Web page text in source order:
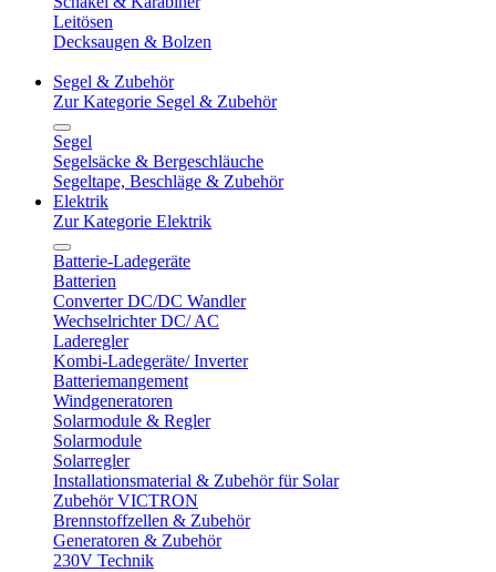
Leitösen
Decksaugen & Bolzen
Segel & Zubehör
Zur Kategorie Segel & Zubehör
Segel
Segelsäcke & Bergeschläuche
Segeltape, Beschläge & Zubehör
Elektrik
Zur Kategorie Elektrik
Batterie-Ladegeräte
Batterien
Converter DC/DC Wandler
Wechselrichter DC/ AC
Laderegler
Kombi-Ladegeräte/ Inverter
Batteriemangement
Windgeneratoren
Solarmodule & Regler
Solarmodule
Solarregler
Installationsmaterial & Zubehör für Solar
Zubehör VICTRON
Brennstoffzellen & Zubehör
Generatoren & Zubehör
230V Technik